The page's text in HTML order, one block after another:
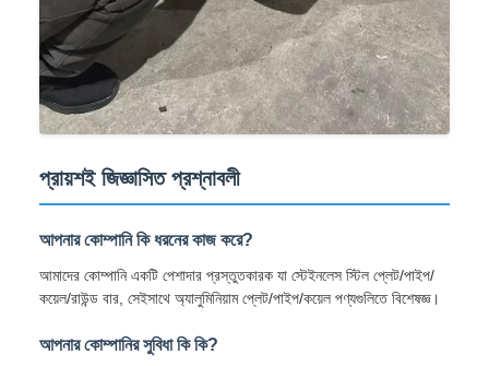
প্রায়শই জিজ্ঞাসিত প্রশ্নাবলী
আপনার কোম্পানি কি ধরনের কাজ করে?
আমাদের কোম্পানি একটি পেশাদার প্রস্তুতকারক যা স্টেইনলেস স্টিল প্লেট/পাইপ/
কয়েল/রাউন্ড বার, সেইসাথে অ্যালুমিনিয়াম প্লেট/পাইপ/কয়েল পণ্যগুলিতে বিশেষজ্ঞ।
আপনার কোম্পানির সুবিধা কি কি?